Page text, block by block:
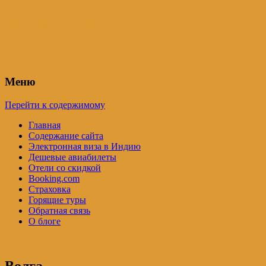
Меню
Перейти к содержимому
Главная
Содержание сайта
Электронная виза в Индию
Дешевые авиабилеты
Отели со скидкой
Booking.com
Страховка
Горящие туры
Обратная связь
О блоге